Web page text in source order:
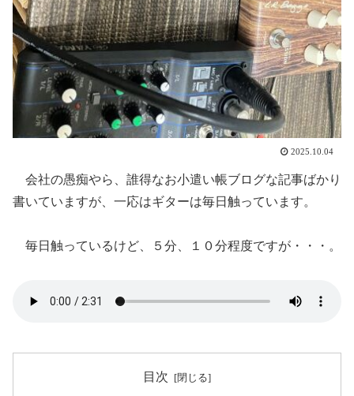
2025.10.04
会社の愚痴やら、誰得なお小遣い帳ブログな記事ばかり
書いていますが、一応はギターは毎日触っています。
毎日触っているけど、５分、１０分程度ですが・・・。
目次